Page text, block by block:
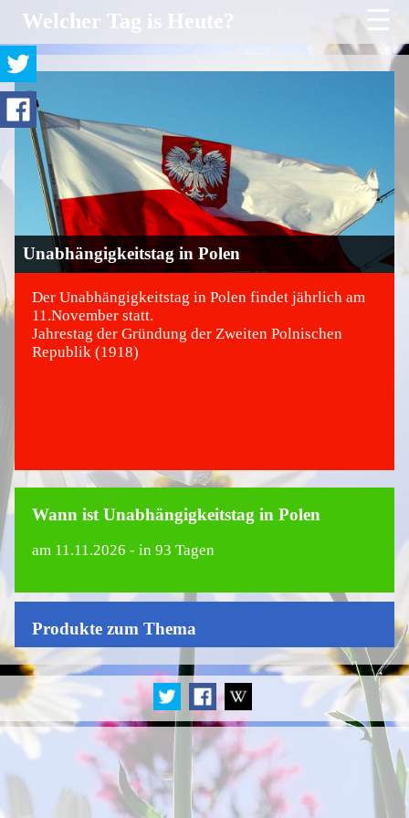
Welcher Tag is Heute? ☰
Unabhängigkeitstag in Polen
©
Der Unabhängigkeitstag in Polen findet jährlich am
11.November statt.
Jahrestag der Gründung der Zweiten Polnischen
Republik (1918)
Wann ist Unabhängigkeitstag in Polen
am 11.11.2026 - in 93 Tagen
Produkte zum Thema